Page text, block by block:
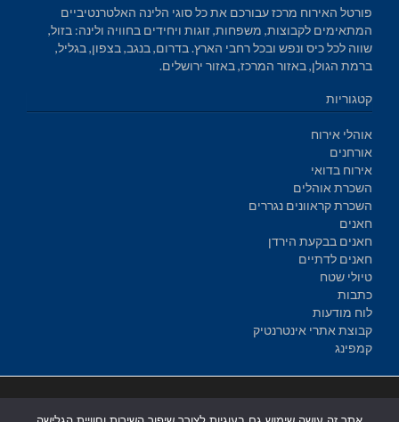
פורטל האירוח מרכז עבורכם את כל סוגי הלינה האלטרנטיביים
המתאימים לקבוצות, משפחות, זוגות ויחידים בחוויה ולינה: בזול,
שווה לכל כיס ונפש ובכל רחבי הארץ. בדרום, בנגב, בצפון, בגליל,
ברמת הגולן, באזור המרכז, באזור ירושלים.
קטגוריות
אוהלי אירוח
אורחנים
אירוח בדואי
השכרת אוהלים
השכרת קראוונים נגררים
חאנים
חאנים בבקעת הירדן
חאנים לדתיים
טיולי שטח
כתבות
לוח מודעות
קבוצת אתרי אינטרנטיק
קמפינג